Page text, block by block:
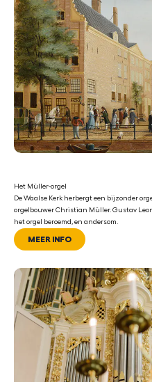
Het Müller-orgel
De Waalse Kerk herbergt een bijzonder
orgelbouwer Christian Müller. Gustav
het orgel beroemd, en andersom.
MEER INFO